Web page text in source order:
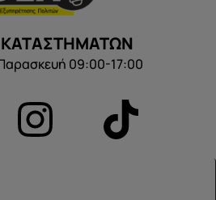
09:00-17:00